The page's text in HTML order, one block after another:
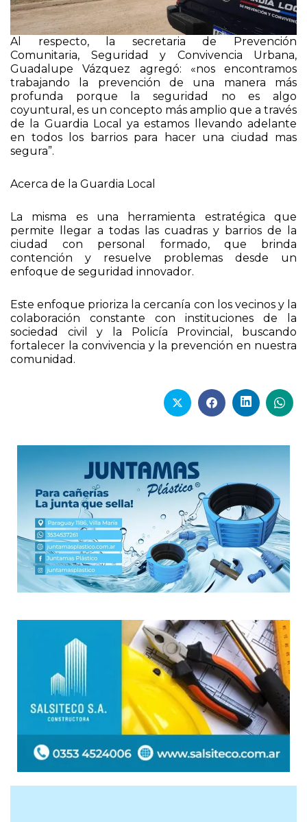
Al respecto, la secretaria de Prevención
Comunitaria, Seguridad y Convivencia Urbana,
Guadalupe Vázquez agregó: «nos encontramos
trabajando la prevención de una manera más
profunda porque la seguridad no es algo
coyuntural, es un concepto más amplio que a través
de la Guardia Local ya estamos llevando adelante
en todos los barrios para hacer una ciudad mas
segura”.
Acerca de la Guardia Local
La misma es una herramienta estratégica que
permite llegar a todas las cuadras y barrios de la
ciudad con personal formado, que brinda
contención y resuelve problemas desde un
enfoque de seguridad innovador.
Este enfoque prioriza la cercanía con los vecinos y la
colaboración constante con instituciones de la
sociedad civil y la Policía Provincial, buscando
fortalecer la convivencia y la prevención en nuestra
comunidad.